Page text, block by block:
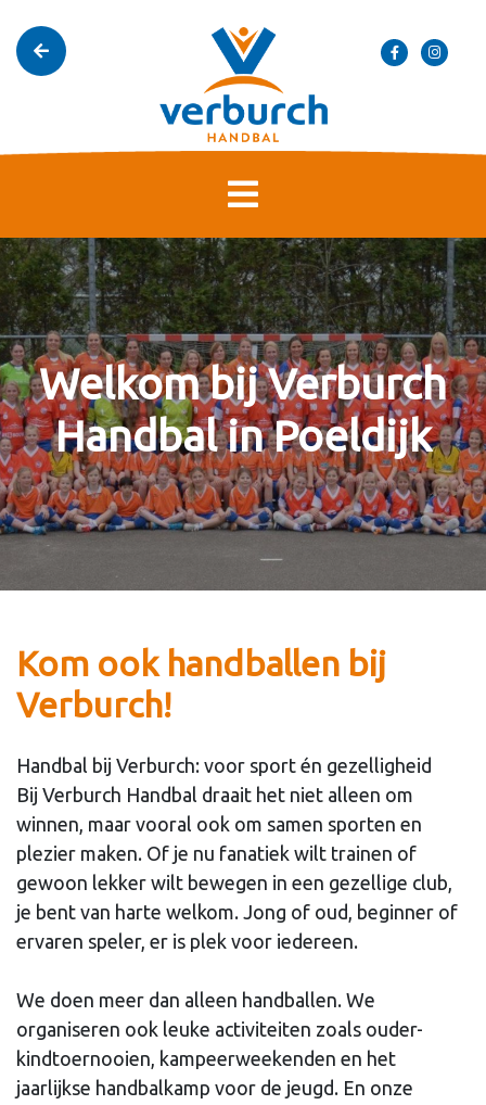
Welkom bij Verburch
Handbal in Poeldijk
Kom ook handballen bij
Verburch!
Handbal bij Verburch: voor sport én gezelligheid
Bij Verburch Handbal draait het niet alleen om
winnen, maar vooral ook om samen sporten en
plezier maken. Of je nu fanatiek wilt trainen of
gewoon lekker wilt bewegen in een gezellige club,
je bent van harte welkom. Jong of oud, beginner of
ervaren speler, er is plek voor iedereen.
We doen meer dan alleen handballen. We
organiseren ook leuke activiteiten zoals ouder-
kindtoernooien, kampeerweekenden en het
jaarlijkse handbalkamp voor de jeugd. En onze